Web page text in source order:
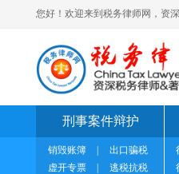
您好！欢迎来到税务律师网，资
刑事案件辩护
销毁账簿
出口骗税
虚开专票
逃税抗税